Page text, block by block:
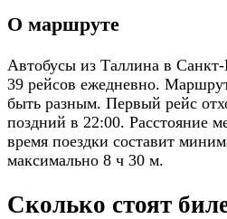
О маршруте
Автобусы из Таллина в Санкт-
39 рейсов ежедневно.
быть разным. Первый рейс
поздний в 22:00. Расстояние
время поездки составит
максимально 8 ч 30 м.
Сколько стоят